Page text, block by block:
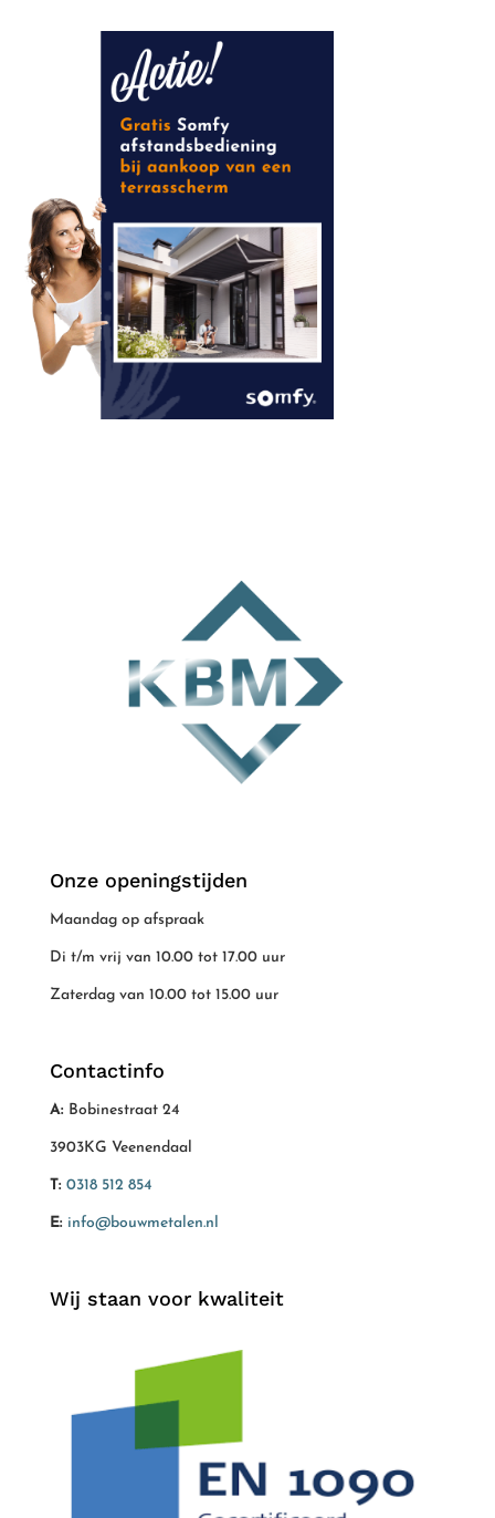
Onze openingstijden
Maandag op afspraak
Di t/m vrij van 10.00 tot 17.00 uur
Zaterdag van 10.00 tot 15.00 uur
Contactinfo
A: Bobinestraat 24
3903KG Veenendaal
T: 0318 512 854
E: info@bouwmetalen.nl
Wij staan voor kwaliteit